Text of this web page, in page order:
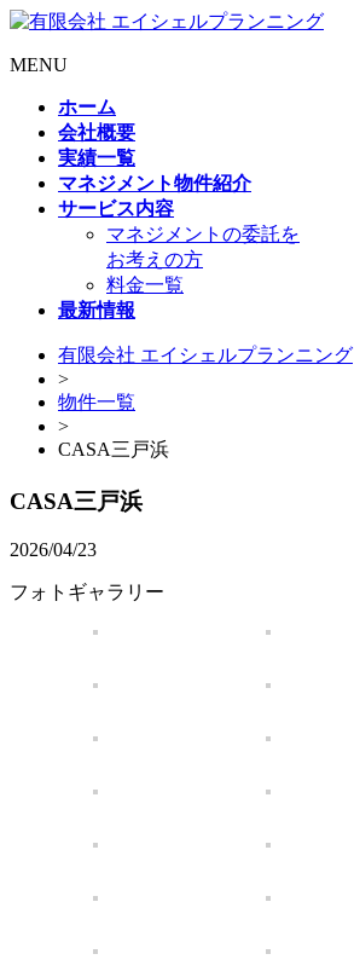
MENU
ホーム
会社概要
実績一覧
マネジメント物件紹介
サービス内容
マネジメントの委託を
お考えの方
料金一覧
最新情報
有限会社 エイシェルプランニング
>
物件一覧
>
CASA三戸浜
CASA三戸浜
2026/04/23
フォトギャラリー